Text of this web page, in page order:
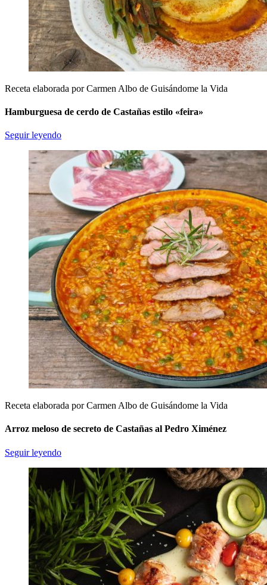
Receta elaborada por Carmen Albo de Guisándome la Vida
Hamburguesa de cerdo de Castañas estilo «feira»
Seguir leyendo
Receta elaborada por Carmen Albo de Guisándome la Vida
Arroz meloso de secreto de Castañas al Pedro Ximénez
Seguir leyendo